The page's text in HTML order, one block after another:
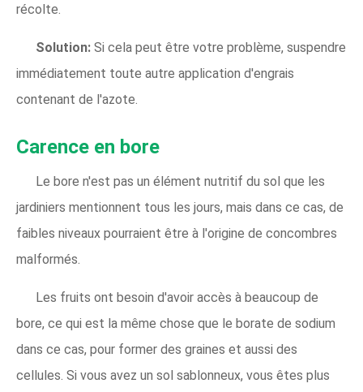
récolte.
Solution: Si cela peut être votre problème, suspendre
immédiatement toute autre application d'engrais
contenant de l'azote.
Carence en bore
Le bore n'est pas un élément nutritif du sol que les
jardiniers mentionnent tous les jours, mais dans ce cas, de
faibles niveaux pourraient être à l'origine de concombres
malformés.
Les fruits ont besoin d'avoir accès à beaucoup de
bore, ce qui est la même chose que le borate de sodium
dans ce cas, pour former des graines et aussi des
cellules. Si vous avez un sol sablonneux, vous êtes plus